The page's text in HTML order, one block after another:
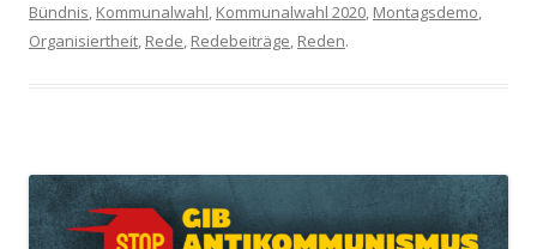
Bündnis, Kommunalwahl, Kommunalwahl 2020, Montagsdemo,
Organisiertheit, Rede, Redebeiträge, Reden.